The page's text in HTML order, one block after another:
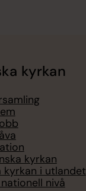
kyrkan
kyrkan
kyrkan i utlandet
nivå